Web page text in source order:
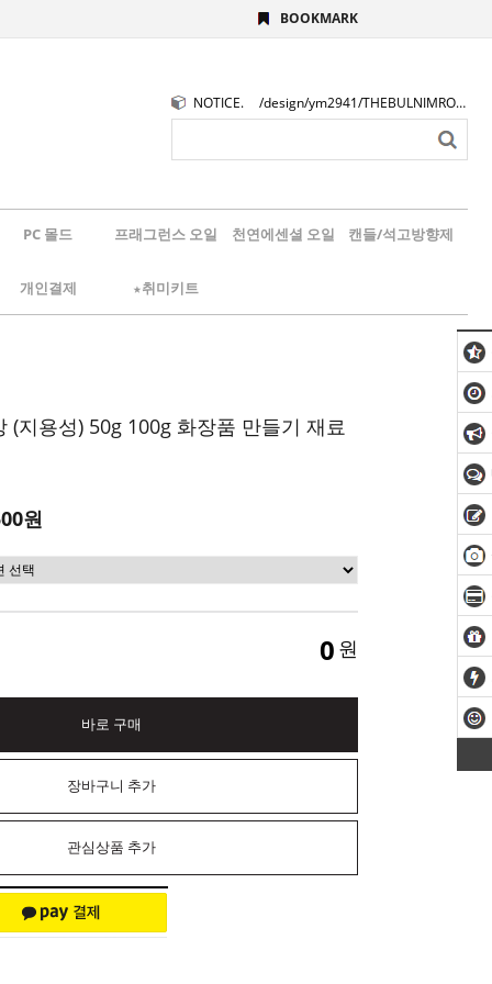
BOOKMARK
NOTICE. /design/ym2941/THEBULNIMROGO.png
PC 몰드 프래그런스 오일 천연에센셜 오일 캔들/석고방향제
개인결제 ★취미키트
(지용성) 50g 100g 화장품 만들기 재료
원
0 원
바로 구매
장바구니 추가
관심상품 추가